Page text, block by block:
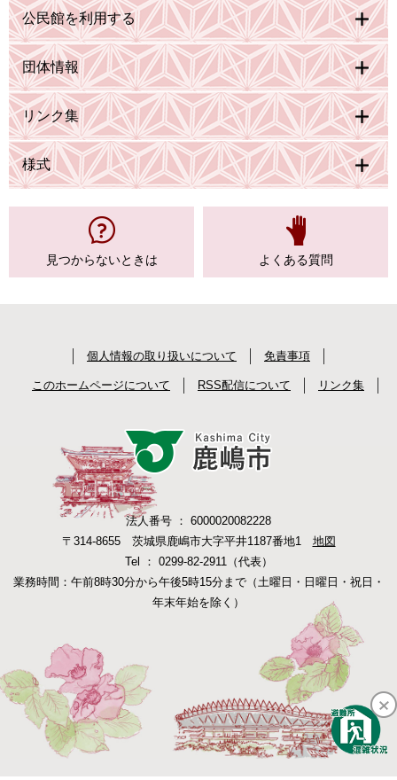
公民館を利用する
団体情報
リンク集
様式
見つからないときは よくある質問
個人情報の取り扱いについて 免責事項
このホームページについて RSS配信について リンク集
法人番号 ： 6000020082228
〒314-8655 茨城県鹿嶋市大字平井1187番地1 地図
Tel ： 0299-82-2911（代表）
業務時間：午前8時30分から午後5時15分まで（土曜日・日曜日・祝日・
年末年始を除く）